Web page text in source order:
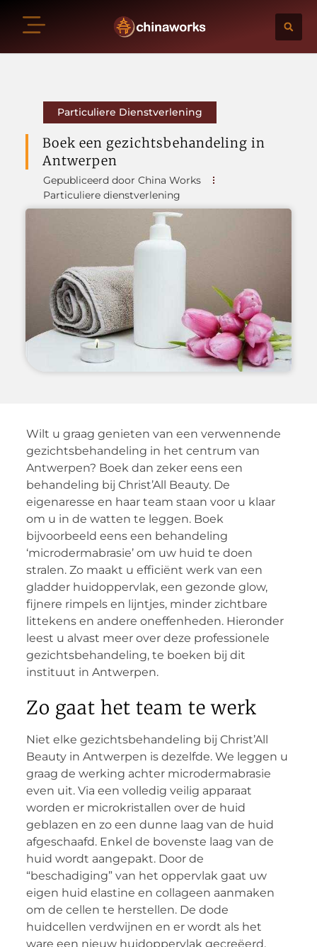
Particuliere Dienstverlening
Boek een gezichtsbehandeling in
Antwerpen
Gepubliceerd door China Works
Particuliere dienstverlening
Wilt u graag genieten van een verwennende
gezichtsbehandeling in het centrum van
Antwerpen? Boek dan zeker eens een
behandeling bij Christ’All Beauty. De
eigenaresse en haar team staan voor u klaar
om u in de watten te leggen. Boek
bijvoorbeeld eens een behandeling
‘microdermabrasie’ om uw huid te doen
stralen. Zo maakt u efficiënt werk van een
gladder huidoppervlak, een gezonde glow,
fijnere rimpels en lijntjes, minder zichtbare
littekens en andere oneffenheden. Hieronder
leest u alvast meer over deze professionele
gezichtsbehandeling, te boeken bij dit
instituut in Antwerpen.
Zo gaat het team te werk
Niet elke gezichtsbehandeling bij Christ’All
Beauty in Antwerpen is dezelfde. We leggen u
graag de werking achter microdermabrasie
even uit. Via een volledig veilig apparaat
worden er microkristallen over de huid
geblazen en zo een dunne laag van de huid
afgeschaafd. Enkel de bovenste laag van de
huid wordt aangepakt. Door de
“beschadiging” van het oppervlak gaat uw
eigen huid elastine en collageen aanmaken
om de cellen te herstellen. De dode
huidcellen verdwijnen en er wordt als het
ware een nieuw huidoppervlak gecreëerd.